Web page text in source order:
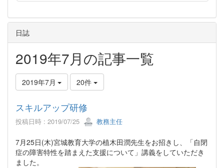
日誌
2019年7月の記事一覧
2019年7月 20件
スキルアップ研修
投稿日時 : 2019/07/25 教務主任
7月25日(木)宮城教育大学の植木田潤先生をお招きし、「自閉
症の障害特性を踏まえた支援について」講義をしていただき
ました。